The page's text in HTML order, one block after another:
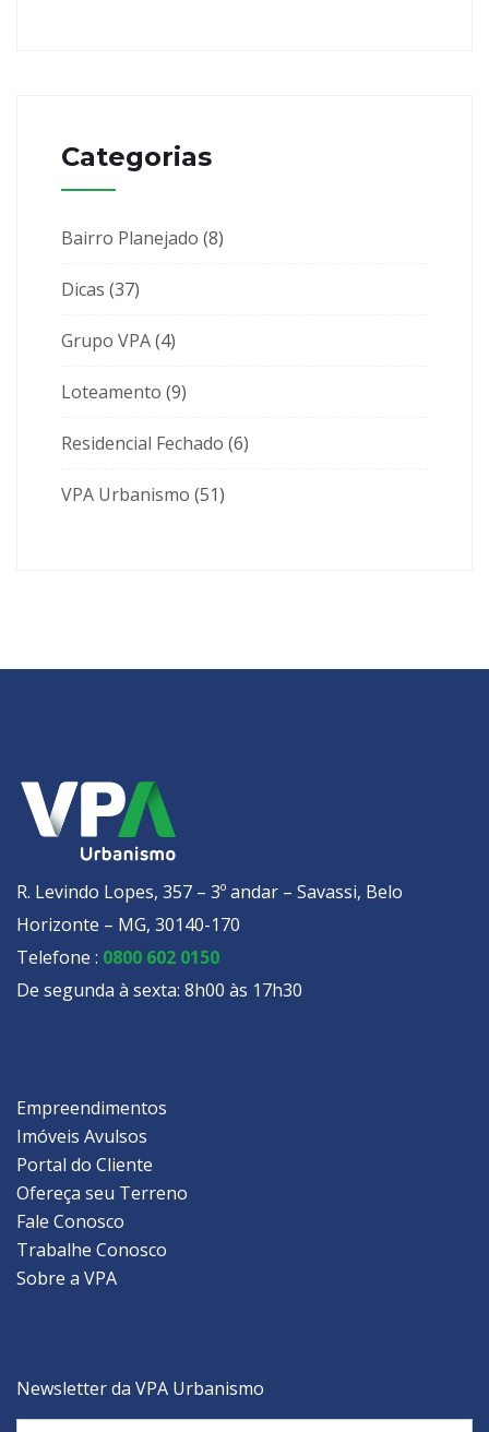
Categorias
Bairro Planejado (8)
Dicas (37)
Grupo VPA(4)
Loteamento (9)
Residencial Fechado (6)
VPA Urbanismo (51)
R. Levindo Lopes, 357 – 3º andar – Savassi, Belo
Horizonte – MG, 30140-170
Telefone : 0800 602 0150
De segunda à sexta: 8h00 às 17h30
Empreendimentos
Imóveis Avulsos
Portal do Cliente
Ofereça seu Terreno
Fale Conosco
Trabalhe Conosco
Sobre a VPA
Newsletter da VPA Urbanismo